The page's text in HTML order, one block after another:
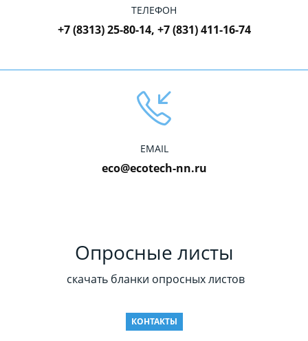
ТЕЛЕФОН
+7 (8313) 25-80-14, +7 (831) 411-16-74
EMAIL
eco@ecotech-nn.ru
Опросные листы
скачать бланки опросных листов
КОНТАКТЫ